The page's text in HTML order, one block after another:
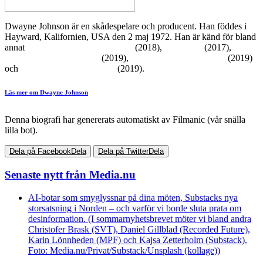
Dwayne Johnson är en skådespelare och producent. Han föddes i
Hayward, Kalifornien, USA den 2 maj 1972. Han är känd för bland
annat
(2018),
(2017),
(2019),
(2019)
och
(2019).
Läs mer om Dwayne Johnson
Denna biografi har genererats automatiskt av Filmanic (vår snälla
lilla bot).
Dela på FacebookDela Dela på TwitterDela
Senaste nytt från Media.nu
AI-botar som smyglyssnar på dina möten, Substacks nya
storsatsning i Norden – och varför vi borde sluta prata om
desinformation. (I sommarnyhetsbrevet möter vi bland andra
Christofer Brask (SVT), Daniel Gillblad (Recorded Future),
Karin Lönnheden (MPF) och Kajsa Zetterholm (Substack).
Foto: Media.nu/Privat/Substack/Unsplash (kollage))